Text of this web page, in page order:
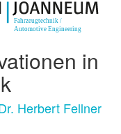
in
Herbert Fellner